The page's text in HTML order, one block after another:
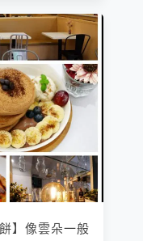
】像雲朵一般